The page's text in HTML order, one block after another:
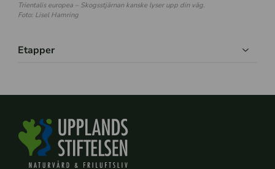
Trientalis europea– Skogsstjärnan kanske lyser upp din väg.
Foto: Lisel Hamring
Etapper